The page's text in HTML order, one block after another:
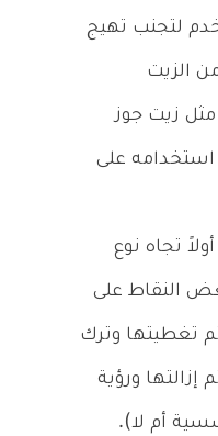
لتجنب تهيج
الزيت
زيت جوز
استخدامه على
تجاه نوع
النقاط على
تغطيتها وترك
24 ساعة ثم إزالتها ورؤية
أم لا).